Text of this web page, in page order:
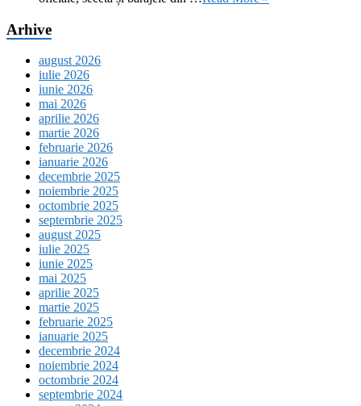
Arhive
august 2026
iulie 2026
iunie 2026
mai 2026
aprilie 2026
martie 2026
februarie 2026
ianuarie 2026
decembrie 2025
noiembrie 2025
octombrie 2025
septembrie 2025
august 2025
iulie 2025
iunie 2025
mai 2025
aprilie 2025
martie 2025
februarie 2025
ianuarie 2025
decembrie 2024
noiembrie 2024
octombrie 2024
septembrie 2024